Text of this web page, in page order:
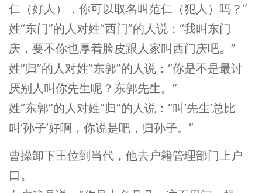
仁（好人），你可以取名叫范仁（犯人）吗？”
姓“东门”的人对姓“西门”的人说：“我叫东门
庆，要不你也厚着脸皮跟人家叫西门庆吧。”
姓“归”的人对姓“东郭”的人说：“你是不是最讨
厌别人叫你先生呢？东郭先生。”
姓“东郭”的人对姓“归”的人说：“叫‘先生’总比
叫‘孙子’好啊，你说是吧，归孙子。”
曹操卸下王位到当代，他去户籍管理部门上户
口。